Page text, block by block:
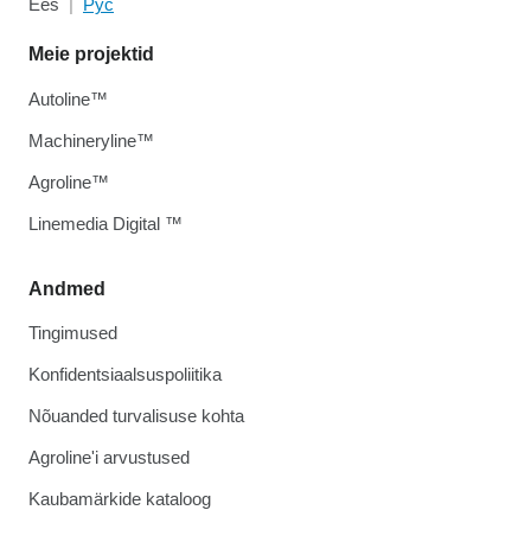
Ees Рус
Andmed
Tingimused
Konfidentsiaalsuspoliitika
Nõuanded turvalisuse kohta
Agroline'i arvustused
Kaubamärkide kataloog
Meie projektid
Autoline™
Machineryline™
Agroline™
Linemedia Digital ™